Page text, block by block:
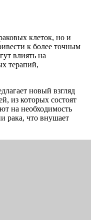
клеток, но и
к более точным
влиять на
терапий,
новый взгляд
из которых состоят
на необходимость
рака, что внушает